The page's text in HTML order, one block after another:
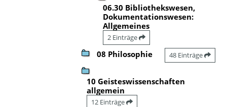
06.30 Bibliothekswesen,
Dokumentationswesen:
Allgemeines
2 Einträge
08 Philosophie 48 Einträge
10 Geisteswissenschaften
allgemein
12 Einträge